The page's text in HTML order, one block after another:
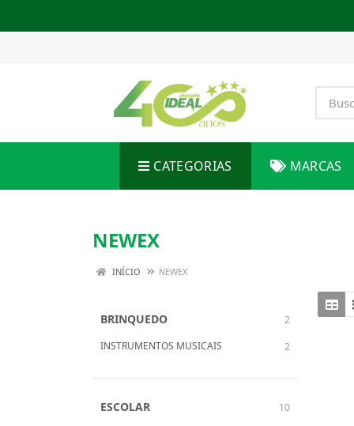
CATEGORIAS MARCAS
NEWEX
INÍCIO NEWEX
BRINQUEDO
2
INSTRUMENTOS MUSICAIS
2
ESCOLAR
10